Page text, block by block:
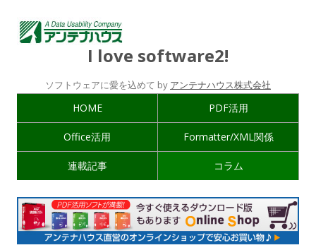
I love software2!
ソフトウェアに愛を込めて by アンテナハウス株式会社
HOME PDF活用
Office活用 Formatter/XML関係
連載記事 コラム